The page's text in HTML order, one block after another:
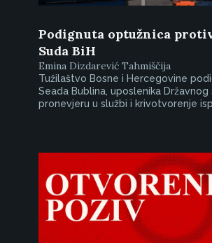
Podignuta optužnica
Suda BiH
Emina Dizdarević Tahmiščija
Tužilaštvo Bosne i Hercegovine
Seada Bublina, uposlenika
pronevjeru u službi i krivotvorenje